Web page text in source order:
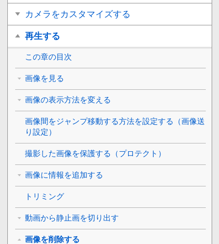
カメラをカスタマイズする
再生する
この章の目次
画像を見る
画像の表示方法を変える
画像間をジャンプ移動する方法を設定する（画像送
り設定）
撮影した画像を保護する（プロテクト ）
画像に情報を追加する
トリミング
動画から静止画を切り出す
画像を削除する